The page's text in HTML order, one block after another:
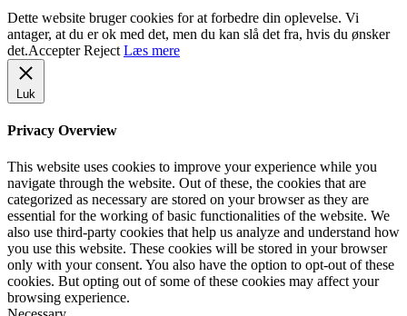
Dette website bruger cookies for at forbedre din oplevelse. Vi
antager, at du er ok med det, men du kan slå det fra, hvis du ønsker
det.Accepter Reject Læs mere
Luk
Privacy Overview
This website uses cookies to improve your experience while you
navigate through the website. Out of these, the cookies that are
categorized as necessary are stored on your browser as they are
essential for the working of basic functionalities of the website. We
also use third-party cookies that help us analyze and understand how
you use this website. These cookies will be stored in your browser
only with your consent. You also have the option to opt-out of these
cookies. But opting out of some of these cookies may affect your
browsing experience.